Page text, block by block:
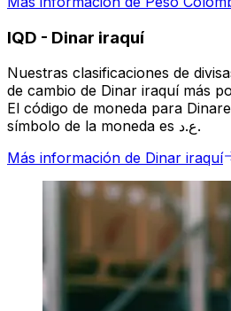
IQD - Dinar iraquí
Nuestras clasificaciones de
de cambio de Dinar iraquí más
El código de moneda para
símbolo de la moneda es ع.د.
Más información de Dinar iraquí